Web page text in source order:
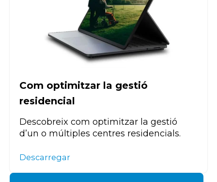
Com optimitzar la gestió
residencial
Descobreix com optimitzar la gestió
d’un o múltiples centres residencials.
Descarregar